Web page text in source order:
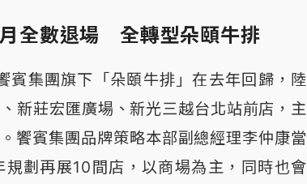
全數退場 全轉型朵頤牛排
賓集團旗下「朵頤牛排」在去年回歸，陸
新莊宏匯廣場、新光三越台北站前店，主
饗賓集團品牌策略本部副總經理李仲康當
劃再展10間店，以商場為主，同時也會